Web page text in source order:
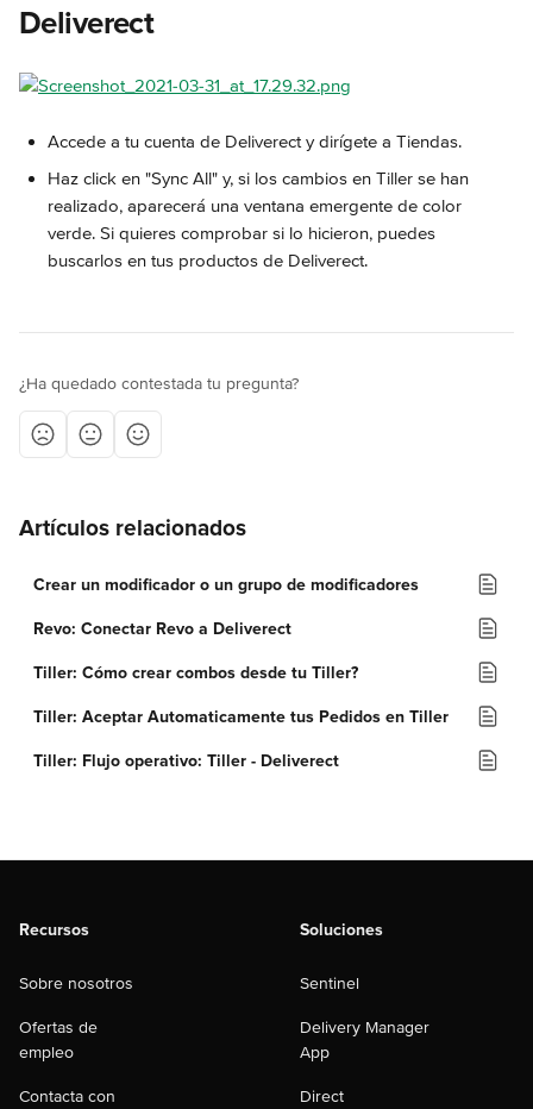
Deliverect
Accede a tu cuenta de Deliverect y dirígete a Tiendas.
Haz click en "Sync All" y, si los cambios en Tiller se han
realizado, aparecerá una ventana emergente de color
verde. Si quieres comprobar si lo hicieron, puedes
buscarlos en tus productos de Deliverect.
¿Ha quedado contestada tu pregunta?
Artículos relacionados
Crear un modificador o un grupo de modificadores
Revo: Conectar Revo a Deliverect
Tiller: Cómo crear combos desde tu Tiller?
Tiller: Aceptar Automaticamente tus Pedidos en Tiller
Tiller: Flujo operativo: Tiller - Deliverect
Recursos
Sobre nosotros
Ofertas de
empleo
Contacta con
Soluciones
Sentinel
Delivery Manager
App
Direct